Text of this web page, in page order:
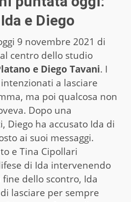
e Diego
9 novembre 2021 di
centro dello studio
e Diego Tavani. I
a lasciare
ma poi qualcosa non
Dopo una
Diego ha accusato Ida di
ai suoi messaggi.
e Tina Cipollari
di Ida intervenendo
dello scontro, Ida
lasciare per sempre